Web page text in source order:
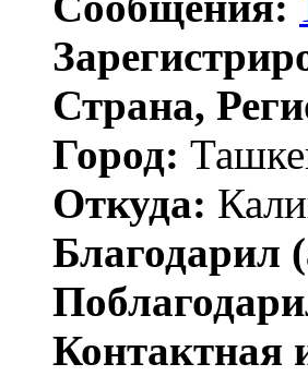
Страна,
Город:
Откуда:
Благодарил
Контактная